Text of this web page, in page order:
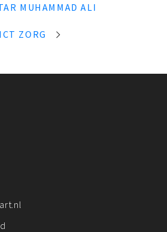
MUHAMMAD ALI
ICT ZORG